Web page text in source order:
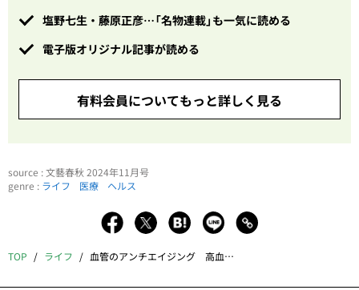
塩野七生・藤原正彦…「名物連載」も一気に読める
電子版オリジナル記事が読める
有料会員についてもっと詳しく見る
source : 文藝春秋 2024年11月号
genre : ライフ 医療 ヘルス
TOP ライフ 血管のアンチエイジング 高血圧、糖尿病、認知症、腎臓病、心臓病を防ごう